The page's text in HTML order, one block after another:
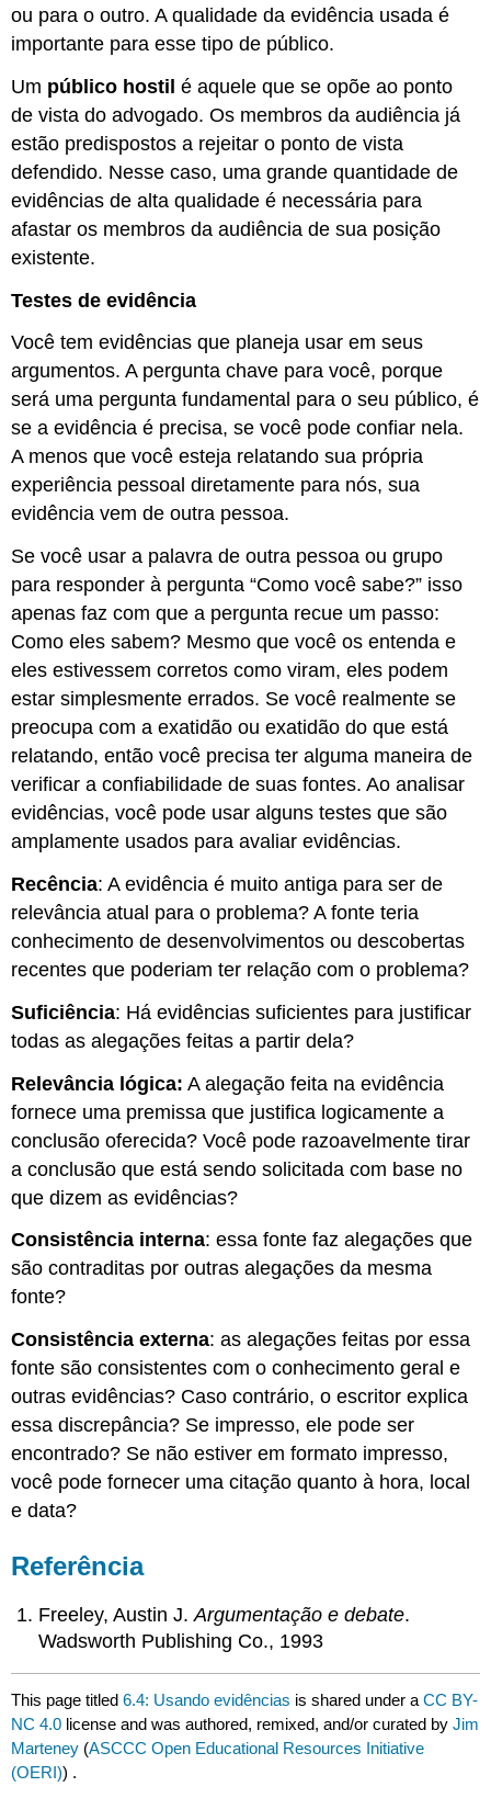
ou para o outro. A qualidade da evidência usada é
importante para esse tipo de público.
Um público hostil é aquele que se opõe ao ponto
de vista do advogado. Os membros da audiência já
estão predispostos a rejeitar o ponto de vista
defendido. Nesse caso, uma grande quantidade de
evidências de alta qualidade é necessária para
afastar os membros da audiência de sua posição
existente.
Testes de evidência
Você tem evidências que planeja usar em seus
argumentos. A pergunta chave para você, porque
será uma pergunta fundamental para o seu público, é
se a evidência é precisa, se você pode confiar nela.
A menos que você esteja relatando sua própria
experiência pessoal diretamente para nós, sua
evidência vem de outra pessoa.
Se você usar a palavra de outra pessoa ou grupo
para responder à pergunta “Como você sabe?” isso
apenas faz com que a pergunta recue um passo:
Como eles sabem? Mesmo que você os entenda e
eles estivessem corretos como viram, eles podem
estar simplesmente errados. Se você realmente se
preocupa com a exatidão ou exatidão do que está
relatando, então você precisa ter alguma maneira de
verificar a confiabilidade de suas fontes. Ao analisar
evidências, você pode usar alguns testes que são
amplamente usados para avaliar evidências.
Recência: A evidência é muito antiga para ser de
relevância atual para o problema? A fonte teria
conhecimento de desenvolvimentos ou descobertas
recentes que poderiam ter relação com o problema?
Suficiência: Há evidências suficientes para justificar
todas as alegações feitas a partir dela?
Relevância lógica: A alegação feita na evidência
fornece uma premissa que justifica logicamente a
conclusão oferecida? Você pode razoavelmente tirar
a conclusão que está sendo solicitada com base no
que dizem as evidências?
Consistência interna: essa fonte faz alegações que
são contraditas por outras alegações da mesma
fonte?
Consistência externa: as alegações feitas por essa
fonte são consistentes com o conhecimento geral e
outras evidências? Caso contrário, o escritor explica
essa discrepância? Se impresso, ele pode ser
encontrado? Se não estiver em formato impresso,
você pode fornecer uma citação quanto à hora, local
e data?
Referência
Freeley, Austin J.Argumentação e debate.
Wadsworth Publishing Co., 1993
This page titled6.4: Usando evidências is shared under aCC BY-
NC 4.0 license and was authored, remixed, and/or curated byJim
Marteney (ASCCC Open Educational Resources Initiative
(OERI)) .